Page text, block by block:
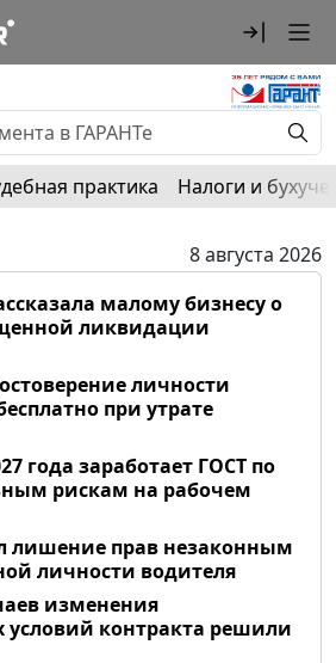
практика Налоги и
8 августа 2026
малому бизнесу о
ликвидации
личности
при утрате
года заработает ГОСТ по
рискам на рабочем
лишение прав незаконным
личности водителя
изменения
условий контракта решили